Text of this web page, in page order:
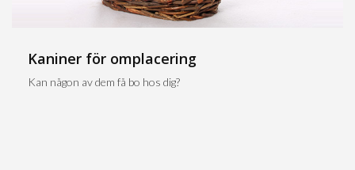
Kaniner för omplacering
Kan någon av dem få bo hos dig?